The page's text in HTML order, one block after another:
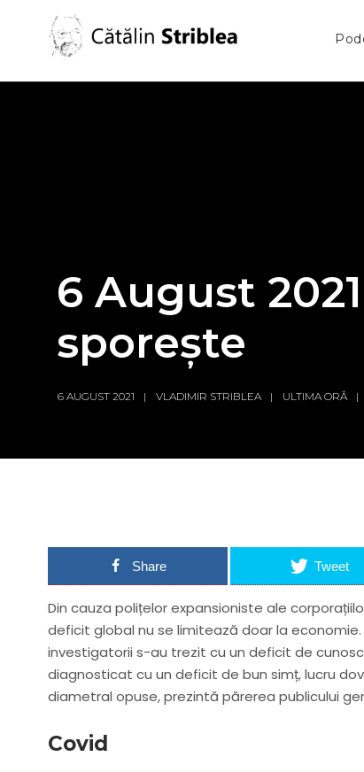
6 August
sporește
6 AUGUST 2021 VLADIMIR STRIBLEA ULTIMA ORĂ
Share Tweet
Din cauza polițelor expansioniste ale
deficit global nu se limitează doar la
investigatorii s-au trezit cu un deficit de
diagnosticat cu un deficit de bun simț, lucru
diametral opuse, prezintă părerea publicului
Covid